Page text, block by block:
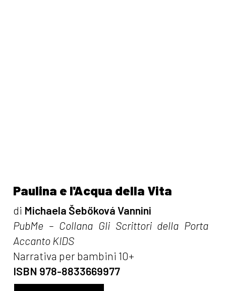
Paulina e l'Acqua della Vita
di Michaela Šebőková Vannini
PubMe – Collana Gli Scrittori della Porta
Accanto KIDS
Narrativa per bambini 10+
ISBN 978-8833669977